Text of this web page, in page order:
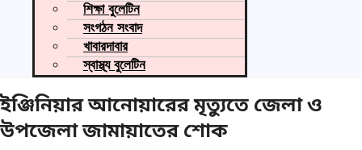
শিক্ষা বুলেটিন
সংগঠন সংবাদ
খাবারদাবার
স্বাস্থ্য বুলেটিন
ইঞ্জিনিয়ার আনোয়ারের মৃত্যুতে জেলা ও
উপজেলা জামায়াতের শোক